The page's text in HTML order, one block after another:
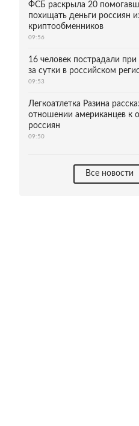
ФСБ раскрыла 20
похищать деньги россиян
криптообменников
09:56
16 человек пострадали при
за сутки в российском
09:53
Легкоатлетка Разина
отношении американцев к
россиян
09:50
Все новости